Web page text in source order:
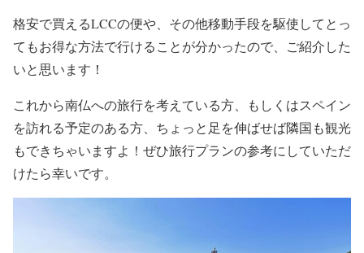
格安で買えるLCCの便や、その他移動手段を駆使してとっ
てもお得な方法で行けることが分かったので、ご紹介した
いと思います！
これから南仏への旅行を考えている方、もしくはスペイン
を訪れる予定のある方、ちょっと足を伸ばせば隣国も観光
もできちゃいますよ！ぜひ旅行プランの参考にしていただ
けたら幸いです。